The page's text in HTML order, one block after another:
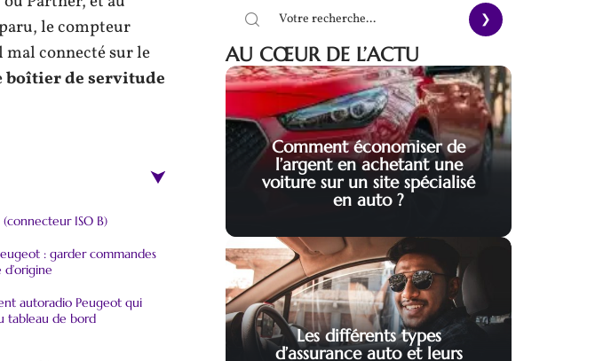
le compteur
mal connecté sur le
boîtier de servitude
ISO B)
: garder commandes
autoradio Peugeot qui
tableau de bord
AU CŒUR DE L’ACTU
Comment économiser de
l’argent en achetant une
voiture sur un site spécialisé
en auto ?
Les différents types
d’assurance auto et leurs